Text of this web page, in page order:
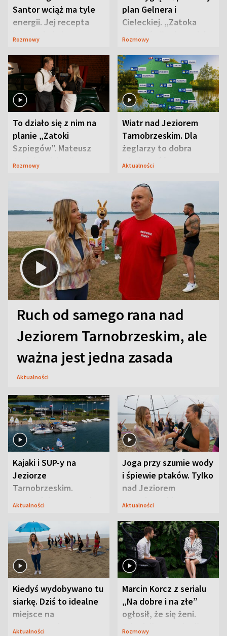
Santor wciąż ma tyle
energii. Jej recepta
jest zaskakująco
Rozmowy
plan Gelnera i
Cieleckiej. „Zatoka
szpiegów” od razu ich
Rozmowy
To działo się z nim na
planie „Zatoki
Szpiegów”. Mateusz
Janicki odsłonił
Rozmowy
Wiatr nad Jeziorem
Tarnobrzeskim. Dla
żeglarzy to dobra
wiadomość
Aktualności
Ruch od samego rana nad
Jeziorem Tarnobrzeskim, ale
ważna jest jedna zasada
Aktualności
Kajaki i SUP-y na
Jeziorze
Tarnobrzeskim.
Przyrodnicy zwracają
Aktualności
Joga przy szumie wody
i śpiewie ptaków. Tylko
nad Jeziorem
Tarnobrzeskim
Aktualności
Kiedyś wydobywano tu
siarkę. Dziś to idealne
miejsce na
wypoczynek
Aktualności
Marcin Korcz z serialu
„Na dobre i na złe”
ogłosił, że się żeni.
Zdradził, co zmienił
Rozmowy